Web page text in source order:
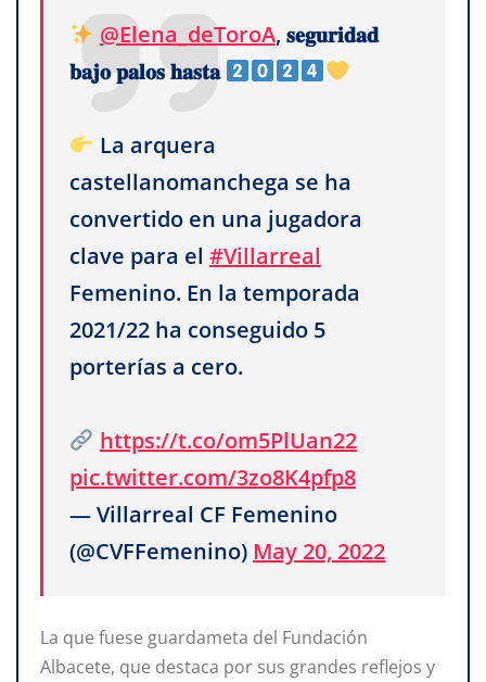
@Elena_deToroA, 𝐬𝐞𝐠𝐮𝐫𝐢𝐝𝐚𝐝
𝐛𝐚𝐣𝐨 𝐩𝐚𝐥𝐨𝐬 𝐡𝐚𝐬𝐭𝐚
La arquera
castellanomanchega se ha
convertido en una jugadora
clave para el #Villarreal
Femenino. En la temporada
2021/22 ha conseguido 5
porterías a cero.
https://t.co/om5PlUan22
pic.twitter.com/3zo8K4pfp8
— Villarreal CF Femenino
(@CVFFemenino) May 20, 2022
La que fuese guardameta del Fundación
Albacete, que destaca por sus grandes reflejos y